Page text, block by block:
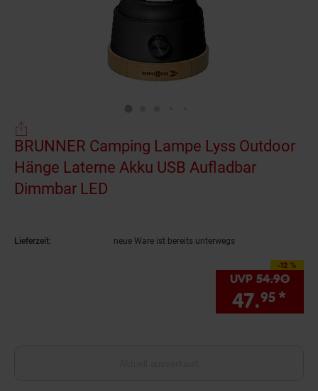
BRUNNER Camping Lampe Lyss Outdoor
Hänge Laterne Akku USB Aufladbar
Dimmbar LED
Lieferzeit: neue Ware ist bereits unterwegs
-12 %
Sie Sparen 12
UVP 54.90
47.95 *